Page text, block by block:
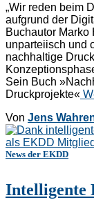
„Wir reden beim
aufgrund der
Buchautor
unparteiisch und
nachhaltige
Sein Buch
Druckprojekte«
Von Jens
News der EKDD
Intelligente